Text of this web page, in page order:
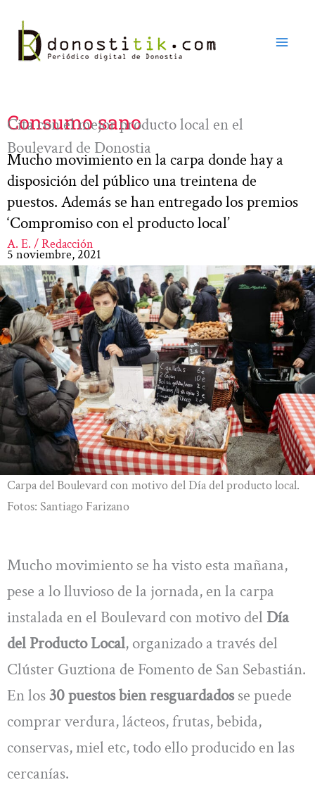
contenido
Consumo sano
Cita con el mejor producto local en el
Boulevard de Donostia
Mucho movimiento en la carpa donde hay a
disposición del público una treintena de
puestos. Además se han entregado los premios
‘Compromiso con el producto local’
A. E. / Redacción
5 noviembre, 2021
Carpa del Boulevard con motivo del Día del producto local.
Fotos: Santiago Farizano
Mucho movimiento se ha visto esta mañana,
pese a lo lluvioso de la jornada, en la carpa
instalada en el Boulevard con motivo del Día
del Producto Local, organizado a través del
Clúster Guztiona de Fomento de San Sebastián.
En los30 puestos bien resguardadosse puede
comprar verdura, lácteos, frutas, bebida,
conservas, miel etc, todo ello producido en las
cercanías.